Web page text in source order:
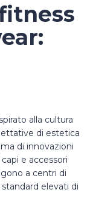
alla cultura
di estetica
di innovazioni
e accessori
a centri di
elevati di